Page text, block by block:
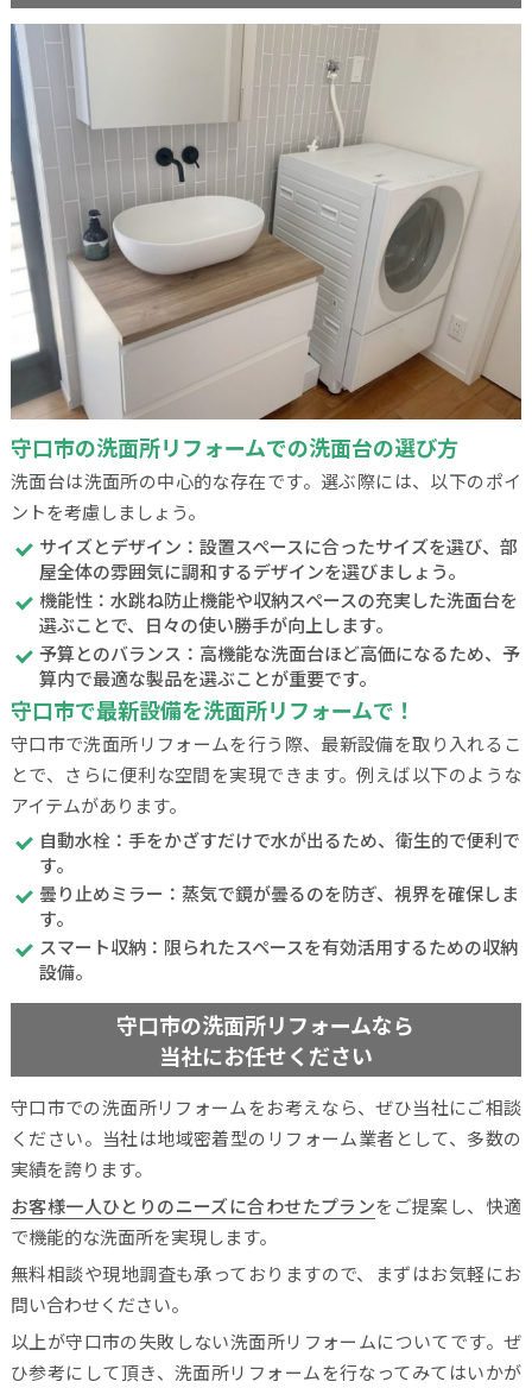
守口市の洗面所リフォームでの洗面台の選び方
洗面台は洗面所の中心的な存在です。選ぶ際には、以下のポイ
ントを考慮しましょう。
サイズとデザイン：設置スペースに合ったサイズを選び、部
屋全体の雰囲気に調和するデザインを選びましょう。
機能性：水跳ね防止機能や収納スペースの充実した洗面台を
選ぶことで、日々の使い勝手が向上します。
予算とのバランス：高機能な洗面台ほど高価になるため、予
算内で最適な製品を選ぶことが重要です。
守口市で最新設備を洗面所リフォームで！
守口市で洗面所リフォームを行う際、最新設備を取り入れるこ
とで、さらに便利な空間を実現できます。例えば以下のような
アイテムがあります。
自動水栓：手をかざすだけで水が出るため、衛生的で便利で
す。
曇り止めミラー：蒸気で鏡が曇るのを防ぎ、視界を確保しま
す。
スマート収納：限られたスペースを有効活用するための収納
設備。
守口市の洗面所リフォームなら
当社にお任せください
守口市での洗面所リフォームをお考えなら、ぜひ当社にご相談
ください。当社は地域密着型のリフォーム業者として、多数の
実績を誇ります。
お客様一人ひとりのニーズに合わせたプランをご提案し、快適
で機能的な洗面所を実現します。
無料相談や現地調査も承っておりますので、まずはお気軽にお
問い合わせください。
以上が守口市の失敗しない洗面所リフォームについてです。ぜ
ひ参考にして頂き、洗面所リフォームを行なってみてはいかが